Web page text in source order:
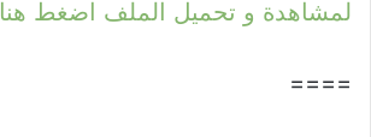
لمشاهدة و تحميل الملف اضغط هنا
====